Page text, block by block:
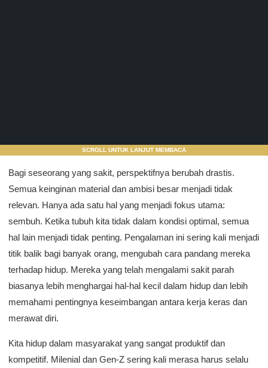
SCROLL UNTUK LANJUT MEMBACA
Bagi seseorang yang sakit, perspektifnya berubah drastis.
Semua keinginan material dan ambisi besar menjadi tidak
relevan. Hanya ada satu hal yang menjadi fokus utama:
sembuh. Ketika tubuh kita tidak dalam kondisi optimal, semua
hal lain menjadi tidak penting. Pengalaman ini sering kali menjadi
titik balik bagi banyak orang, mengubah cara pandang mereka
terhadap hidup. Mereka yang telah mengalami sakit parah
biasanya lebih menghargai hal-hal kecil dalam hidup dan lebih
memahami pentingnya keseimbangan antara kerja keras dan
merawat diri.
Kita hidup dalam masyarakat yang sangat produktif dan
kompetitif. Milenial dan Gen-Z sering kali merasa harus selalu